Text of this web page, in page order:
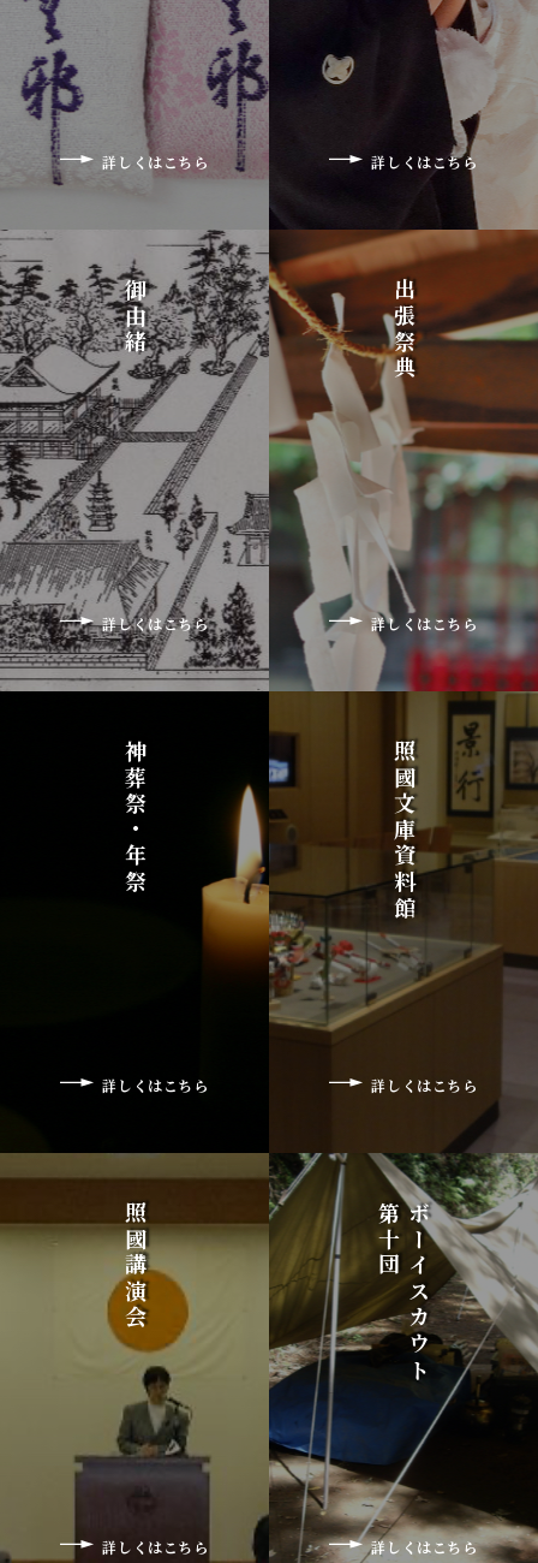
詳しくはこちら 詳しくはこちら
御由緒
詳しくはこちら
出張祭典
詳しくはこちら
神葬祭・年祭
詳しくはこちら
照國文庫資料館
詳しくはこちら
照國講演会
詳しくはこちら
ボーイスカウト
第十団
詳しくはこちら